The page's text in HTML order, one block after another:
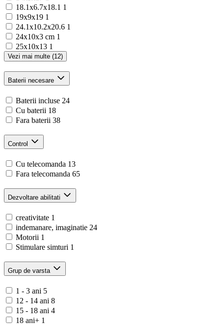
18.1x6.7x18.1 1
19x9x19 1
24.1x10.2x20.6 1
24x10x3 cm 1
25x10x13 1
Vezi mai multe (12)
Baterii necesare
Baterii incluse 24
Cu baterii 18
Fara baterii 38
Control
Cu telecomanda 13
Fara telecomanda 65
Dezvoltare abilitati
creativitate 1
indemanare, imaginatie 24
Motorii 1
Stimulare simturi 1
Grup de varsta
1 - 3 ani 5
12 - 14 ani 8
15 - 18 ani 4
18 ani+ 1